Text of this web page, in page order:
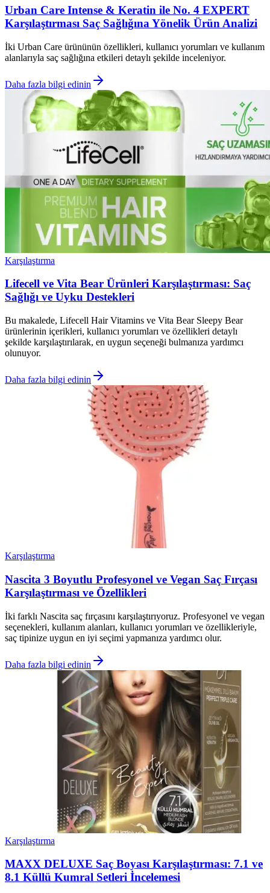
Urban Care Intense & Keratin ile No. 4 EXPERT
Karşılaştırması Saç Sağlığına Yönelik Ürün Analizi
İki Urban Care ürününün özellikleri, kullanıcı yorumları ve kullanım
alanlarıyla saç sağlığına etkileri detaylı şekilde inceleniyor.
Daha fazla bilgi edinin
Karşılaştırma
Lifecell ve Vita Bear Ürünleri Karşılaştırması: Saç
Sağlığı ve Uyku Destekleri
Bu makalede, Lifecell Hair Vitamins ve Vita Bear Sleepy Bear
ürünlerinin içerikleri, kullanıcı yorumları ve özellikleri detaylı
şekilde karşılaştırılarak, en uygun seçeneği bulmanıza yardımcı
olunuyor.
Daha fazla bilgi edinin
Karşılaştırma
Nascita 3 Boyutlu Profesyonel ve Vegan Saç Fırçası
Karşılaştırması ve Özellikleri
İki farklı Nascita saç fırçasını karşılaştırıyoruz. Profesyonel ve vegan
seçenekleri, kullanım alanları, kullanıcı yorumları ve özellikleriyle,
saç tipinize uygun en iyi seçimi yapmanıza yardımcı olur.
Daha fazla bilgi edinin
Karşılaştırma
MAXX DELUXE Saç Boyası Karşılaştırması: 7.1 ve
8.1 Küllü Kumral Setleri İncelemesi